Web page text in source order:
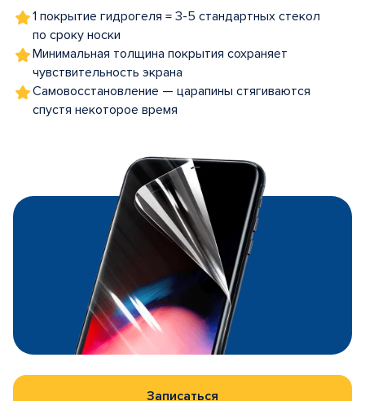
1 покрытие гидрогеля = 3-5 стандартных стекол
по сроку носки
Минимальная толщина покрытия сохраняет
чувствительность экрана
Самовосстановление — царапины стягиваются
спустя некоторое время
Записаться